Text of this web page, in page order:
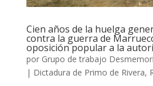
Cien años de la huelga
contra la guerra de
oposición popular a la
por Grupo de trabajo
| Dictadura de Primo de Rivera,